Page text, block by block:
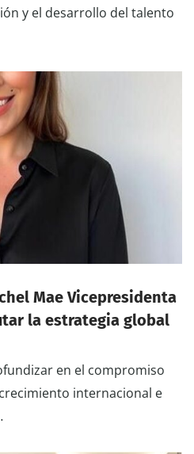
y el desarrollo del talento
Mae Vicepresidenta
la estrategia global
en el compromiso
internacional e